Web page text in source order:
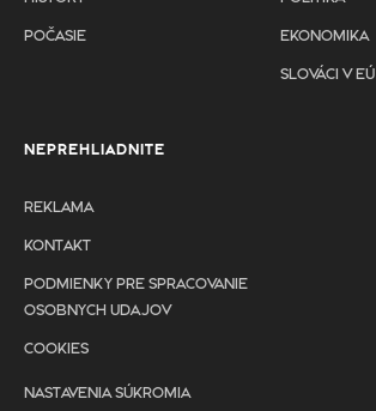
POČASIE EKONOMIKA
SLOVÁCI V EÚ
NEPREHLIADNITE
REKLAMA
KONTAKT
PODMIENKY PRE SPRACOVANIE
OSOBNYCH UDAJOV
COOKIES
NASTAVENIA SÚKROMIA